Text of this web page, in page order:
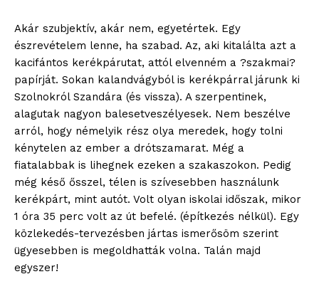
Akár szubjektív, akár nem, egyetértek. Egy
észrevételem lenne, ha szabad. Az, aki kitalálta azt a
kacifántos kerékpárutat, attól elvenném a ?szakmai?
papírját. Sokan kalandvágyból is kerékpárral járunk ki
Szolnokról Szandára (és vissza). A szerpentinek,
alagutak nagyon balesetveszélyesek. Nem beszélve
arról, hogy némelyik rész olya meredek, hogy tolni
kénytelen az ember a drótszamarat. Még a
fiatalabbak is lihegnek ezeken a szakaszokon. Pedig
még késő ősszel, télen is szívesebben használunk
kerékpárt, mint autót. Volt olyan iskolai időszak, mikor
1 óra 35 perc volt az út befelé. (építkezés nélkül). Egy
közlekedés-tervezésben jártas ismerősöm szerint
ügyesebben is megoldhatták volna. Talán majd
egyszer!